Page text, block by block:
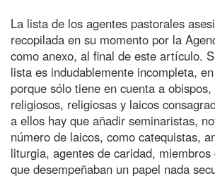
La lista de los agentes pastorales
recopilada en su momento por la
como anexo, al final de este artículo.
lista es indudablemente incompleta,
porque sólo tiene en cuenta a
religiosos, religiosas y laicos
a ellos hay que añadir seminaristas,
número de laicos, como catequistas,
liturgia, agentes de caridad, miembros
que desempeñaban un papel nada